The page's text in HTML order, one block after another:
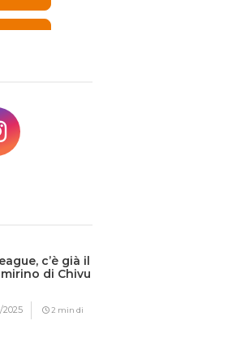
c’è già il
di Chivu
2025 2 min di